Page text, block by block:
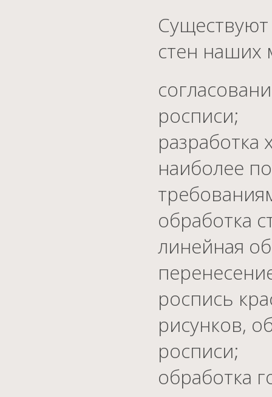
стен наших
росписи;
разработка
наиболее
обработка
линейная
роспись
рисунков,
росписи;
обработка